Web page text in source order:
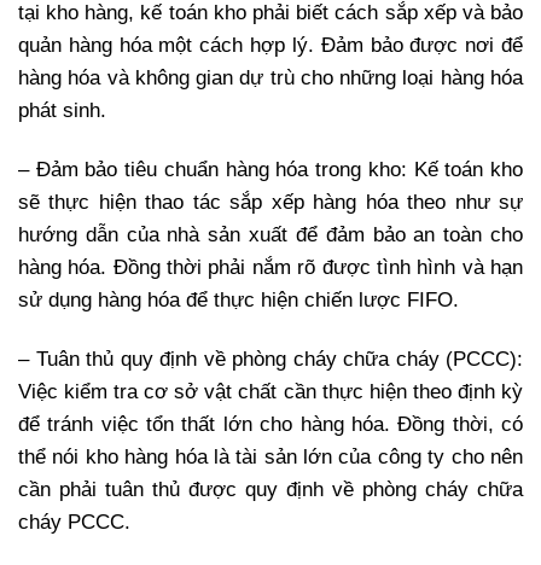
tại kho hàng, kế toán kho phải biết cách sắp xếp và bảo
quản hàng hóa một cách hợp lý. Đảm bảo được nơi để
hàng hóa và không gian dự trù cho những loại hàng hóa
phát sinh.
– Đảm bảo tiêu chuẩn hàng hóa trong kho: Kế toán kho
sẽ thực hiện thao tác sắp xếp hàng hóa theo như sự
hướng dẫn của nhà sản xuất để đảm bảo an toàn cho
hàng hóa. Đồng thời phải nắm rõ được tình hình và hạn
sử dụng hàng hóa để thực hiện chiến lược FIFO.
– Tuân thủ quy định về phòng cháy chữa cháy (PCCC):
Việc kiểm tra cơ sở vật chất cần thực hiện theo định kỳ
để tránh việc tổn thất lớn cho hàng hóa. Đồng thời, có
thể nói kho hàng hóa là tài sản lớn của công ty cho nên
cần phải tuân thủ được quy định về phòng cháy chữa
cháy PCCC.